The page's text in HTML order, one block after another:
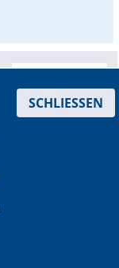
SCHLIESSEN